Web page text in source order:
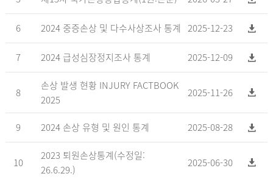
6 2024 중증손상 및 다수사상조사 통계 2025-12-23
7 2024 급성심장정지조사 통계 2025-12-09
8
손상 발생 현황 INJURY FACTBOOK
2025
2025-11-26
9 2024 손상 유형 및 원인 통계 2025-08-28
10
2023 퇴원손상통계(수정일:
26.6.29.)
2025-06-30